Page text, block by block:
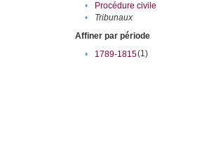
•
Procédure civile
•
Tribunaux
Affiner par période
•
1789-1815(1)